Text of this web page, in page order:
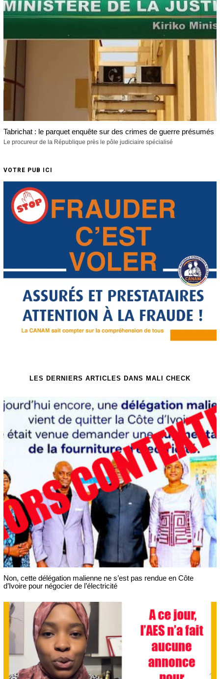
Tabrichat : le parquet enquête sur des crimes de guerre présumés
Le procureur de la République près le pôle judiciaire spécialisé
VOTRE PUB ICI
LES DERNIERS ARTICLES DANS MALI CHECK
Non, cette délégation malienne ne s’est pas rendue en Côte
d’Ivoire pour négocier de l’électricité